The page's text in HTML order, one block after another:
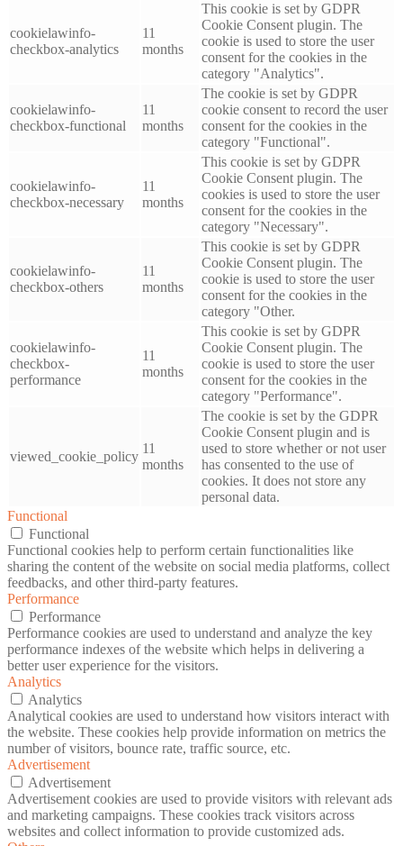
cookielawinfo-
checkbox-analytics
11
months
This cookie is set by GDPR
Cookie Consent plugin. The
cookie is used to store the user
consent for the cookies in the
category "Analytics".
cookielawinfo-
checkbox-functional
11
months
The cookie is set by GDPR
cookie consent to record the user
consent for the cookies in the
category "Functional".
cookielawinfo-
checkbox-necessary
11
months
This cookie is set by GDPR
Cookie Consent plugin. The
cookies is used to store the user
consent for the cookies in the
category "Necessary".
cookielawinfo-
checkbox-others
11
months
This cookie is set by GDPR
Cookie Consent plugin. The
cookie is used to store the user
consent for the cookies in the
category "Other.
cookielawinfo-
checkbox-
performance
11
months
This cookie is set by GDPR
Cookie Consent plugin. The
cookie is used to store the user
consent for the cookies in the
category "Performance".
viewed_cookie_policy
11
months
The cookie is set by the GDPR
Cookie Consent plugin and is
used to store whether or not user
has consented to the use of
cookies. It does not store any
personal data.
Functional
Functional
Functional cookies help to perform certain functionalities like
sharing the content of the website on social media platforms, collect
feedbacks, and other third-party features.
Performance
Performance
Performance cookies are used to understand and analyze the key
performance indexes of the website which helps in delivering a
better user experience for the visitors.
Analytics
Analytics
Analytical cookies are used to understand how visitors interact with
the website. These cookies help provide information on metrics the
number of visitors, bounce rate, traffic source, etc.
Advertisement
Advertisement
Advertisement cookies are used to provide visitors with relevant ads
and marketing campaigns. These cookies track visitors across
websites and collect information to provide customized ads.